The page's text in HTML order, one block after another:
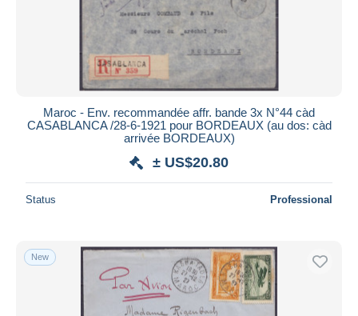
Maroc - Env. recommandée affr. bande 3x N°44 càd
CASABLANCA /28-6-1921 pour BORDEAUX (au dos: càd
arrivée BORDEAUX)
± US$20.80
Status Professional
New